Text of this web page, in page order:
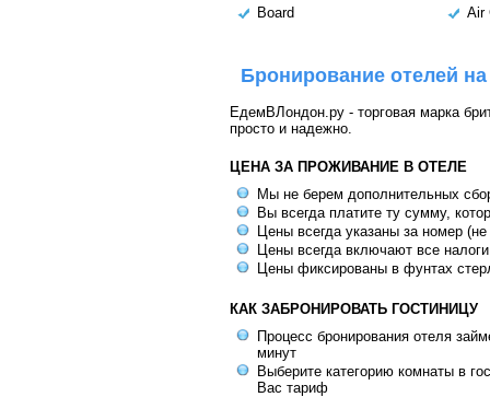
Board
Air
Бронирование отелей
ЕдемВЛондон.ру - торговая марка
просто и надежно.
ЦЕНА ЗА ПРОЖИВАНИЕ В ОТЕЛЕ
Мы не берем дополнительных
Вы всегда платите ту сумму,
Цены всегда указаны за номер
Цены всегда включают все
Цены фиксированы в фунтах
КАК ЗАБРОНИРОВАТЬ ГОСТИНИЦУ
Процесс бронирования отеля
минут
Выберите категорию комнаты в
Вас тариф